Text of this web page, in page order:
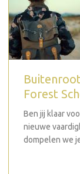
Forest
Ben jij klaar
nieuwe
dompelen we